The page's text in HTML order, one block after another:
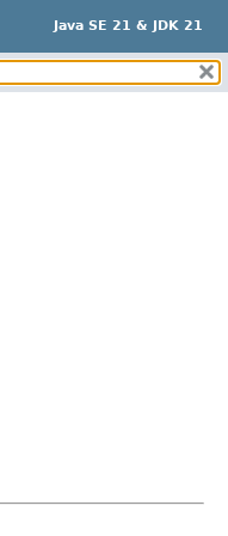
Java SE 21 & JDK 21